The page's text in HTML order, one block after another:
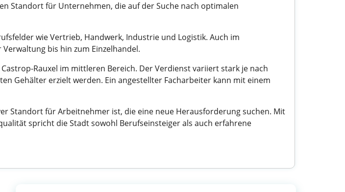
Standort für Unternehmen, die auf der Suche nach optimalen
wie Vertrieb, Handwerk, Industrie und Logistik. Auch im
bis hin zum Einzelhandel.
Rauxel im mittleren Bereich. Der Verdienst variiert stark je nach
Gehälter erzielt werden. Ein angestellter Facharbeiter kann mit einem
Standort für Arbeitnehmer ist, die eine neue Herausforderung suchen. Mit
spricht die Stadt sowohl Berufseinsteiger als auch erfahrene